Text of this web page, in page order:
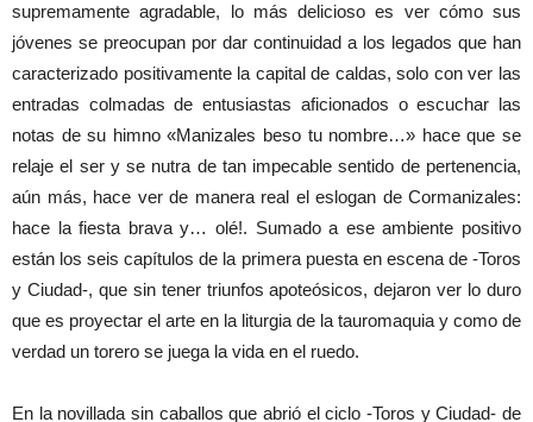
supremamente agradable, lo más delicioso es ver cómo sus
jóvenes se preocupan por dar continuidad a los legados que han
caracterizado positivamente la capital de caldas, solo con ver las
entradas colmadas de entusiastas aficionados o escuchar las
notas de su himno «Manizales beso tu nombre…» hace que se
relaje el ser y se nutra de tan impecable sentido de pertenencia,
aún más, hace ver de manera real el eslogan de Cormanizales:
hace la fiesta brava y… olé!. Sumado a ese ambiente positivo
están los seis capítulos de la primera puesta en escena de -Toros
y Ciudad-, que sin tener triunfos apoteósicos, dejaron ver lo duro
que es proyectar el arte en la liturgia de la tauromaquia y como de
verdad un torero se juega la vida en el ruedo.
En la novillada sin caballos que abrió el ciclo -Toros y Ciudad- de